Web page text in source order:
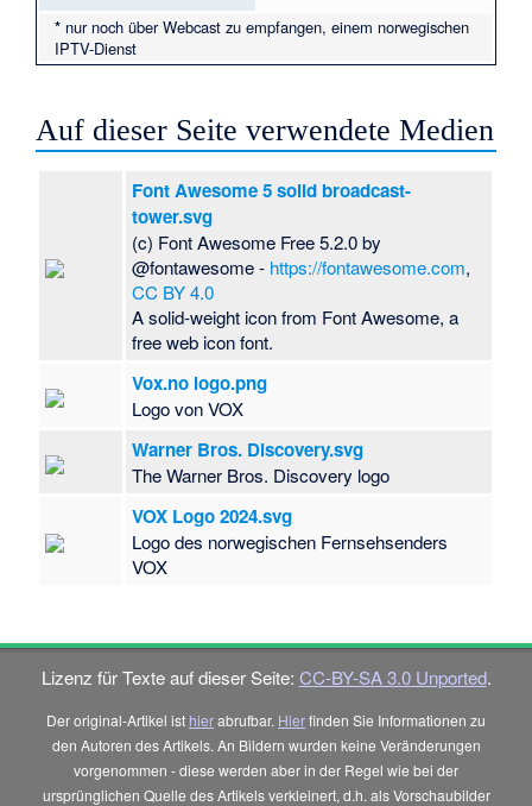
* nur noch über Webcast zu empfangen, einem norwegischen
IPTV-Dienst
Auf dieser Seite verwendete Medien
Font Awesome 5 solid broadcast-
tower.svg
(c) Font Awesome Free 5.2.0 by
@fontawesome - https://fontawesome.com,
CC BY 4.0
A solid-weight icon from Font Awesome, a
free web icon font.
Vox.no logo.png
Logo von VOX
Warner Bros. Discovery.svg
The Warner Bros. Discovery logo
VOX Logo 2024.svg
Logo des norwegischen Fernsehsenders
VOX
Lizenz für Texte auf dieser Seite: CC-BY-SA 3.0 Unported.
Der original-Artikel ist hierabrufbar. Hierfinden Sie Informationen zu
den Autoren des Artikels. An Bildern wurden keine Veränderungen
vorgenommen - diese werden aber in der Regel wie bei der
ursprünglichen Quelle des Artikels verkleinert, d.h. als Vorschaubilder